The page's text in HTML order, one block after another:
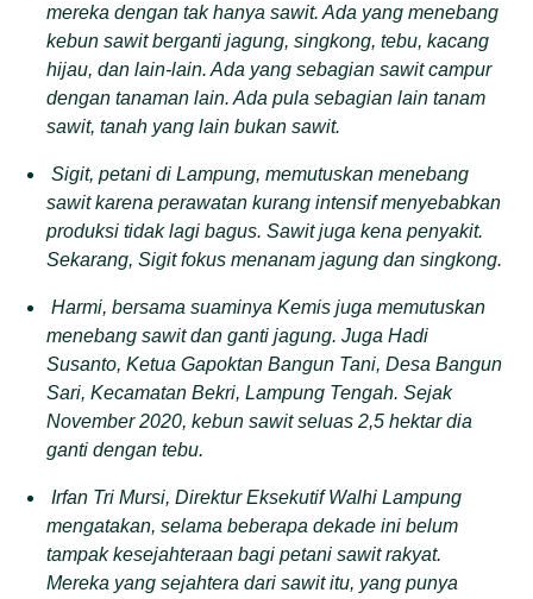
mereka dengan tak hanya sawit. Ada yang menebang
kebun sawit berganti jagung, singkong, tebu, kacang
hijau, dan lain-lain. Ada yang sebagian sawit campur
dengan tanaman lain. Ada pula sebagian lain tanam
sawit, tanah yang lain bukan sawit.
Sigit, petani di Lampung, memutuskan menebang
sawit karena perawatan kurang intensif menyebabkan
produksi tidak lagi bagus. Sawit juga kena penyakit.
Sekarang, Sigit fokus menanam jagung dan singkong.
Harmi, bersama suaminya Kemis juga memutuskan
menebang sawit dan ganti jagung. Juga Hadi
Susanto, Ketua Gapoktan Bangun Tani, Desa Bangun
Sari, Kecamatan Bekri, Lampung Tengah. Sejak
November 2020, kebun sawit seluas 2,5 hektar dia
ganti dengan tebu.
Irfan Tri Mursi, Direktur Eksekutif Walhi Lampung
mengatakan, selama beberapa dekade ini belum
tampak kesejahteraan bagi petani sawit rakyat.
Mereka yang sejahtera dari sawit itu, yang punya